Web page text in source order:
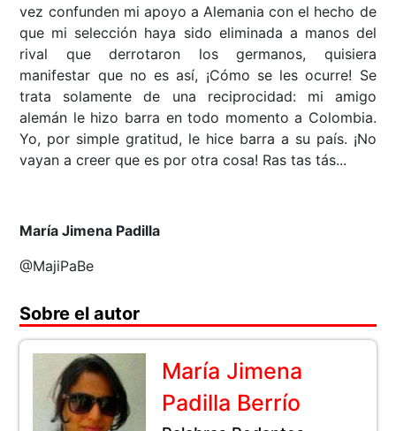
vez confunden mi apoyo a Alemania con el hecho de
que mi selección haya sido eliminada a manos del
rival que derrotaron los germanos, quisiera
manifestar que no es así, ¡Cómo se les ocurre! Se
trata solamente de una reciprocidad: mi amigo
alemán le hizo barra en todo momento a Colombia.
Yo, por simple gratitud, le hice barra a su país. ¡No
vayan a creer que es por otra cosa! Ras tas tás...
María Jimena Padilla
@MajiPaBe
Sobre el autor
María Jimena
Padilla Berrío